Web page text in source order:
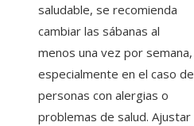
saludable, se recomienda
cambiar las sábanas al
menos una vez por semana,
especialmente en el caso de
personas con alergias o
problemas de salud. Ajustar